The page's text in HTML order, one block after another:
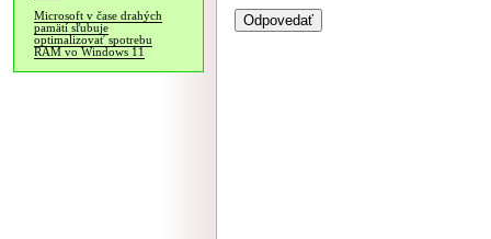
Microsoft v čase drahých
pamätí sľubuje
optimalizovať spotrebu
RAM vo Windows 11